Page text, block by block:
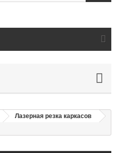
Лазерная резка каркасов